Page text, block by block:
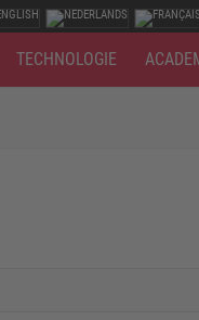
TECHNOLOGIE